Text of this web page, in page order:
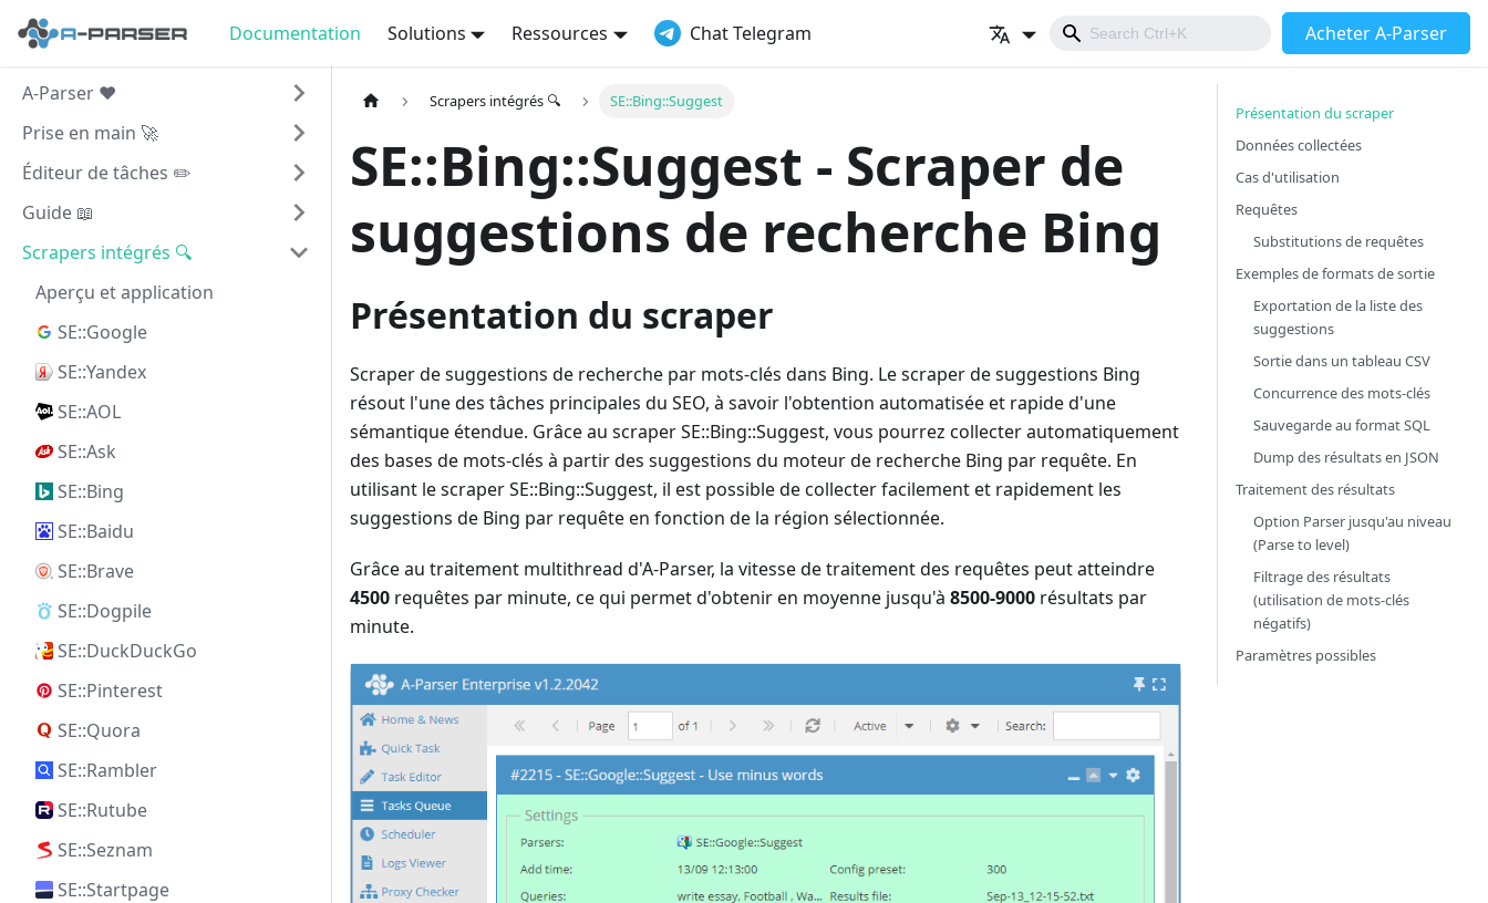
Documentation Solutions Ressources Chat Telegram Acheter A-Parser
A-Parser ❤️
Prise en main 🚀
Éditeur de tâches ✏️
Guide 📖
Scrapers intégrés 🔍
Aperçu et application
SE::Google
SE::Yandex
SE::AOL
SE::Ask
SE::Bing
SE::Baidu
SE::Brave
SE::Dogpile
SE::DuckDuckGo
SE::Pinterest
SE::Quora
SE::Rambler
SE::Rutube
SE::Seznam
SE::Startpage
Scrapers intégrés 🔍 SE::Bing::Suggest
SE::Bing::Suggest - Scraper de
suggestions de recherche Bing
Présentation du scraper
Scraper de suggestions de recherche par mots-clés dans Bing. Le scraper de suggestions Bing
résout l'une des tâches principales du SEO, à savoir l'obtention automatisée et rapide d'une
sémantique étendue. Grâce au scraper SE::Bing::Suggest, vous pourrez collecter automatiquement
des bases de mots-clés à partir des suggestions du moteur de recherche Bing par requête. En
utilisant le scraper SE::Bing::Suggest, il est possible de collecter facilement et rapidement les
suggestions de Bing par requête en fonction de la région sélectionnée.
Grâce au traitement multithread d'A-Parser, la vitesse de traitement des requêtes peut atteindre
4500 requêtes par minute, ce qui permet d'obtenir en moyenne jusqu'à 8500-9000 résultats par
minute.
Présentation du scraper
Données collectées
Cas d'utilisation
Requêtes
Substitutions de requêtes
Exemples de formats de sortie
Exportation de la liste des
suggestions
Sortie dans un tableau CSV
Concurrence des mots-clés
Sauvegarde au format SQL
Dump des résultats en JSON
Traitement des résultats
Option Parser jusqu'au niveau
(Parse to level)
Filtrage des résultats
(utilisation de mots-clés
négatifs)
Paramètres possibles